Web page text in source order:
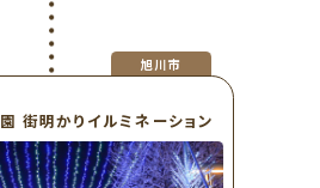
旭川市
街明かりイルミネーション